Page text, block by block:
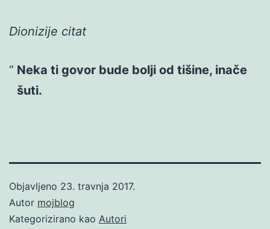
Dionizije citat
Neka ti govor bude bolji od tišine, inače
šuti.
Objavljeno 23. travnja 2017.
Autor mojblog
Kategorizirano kao Autori